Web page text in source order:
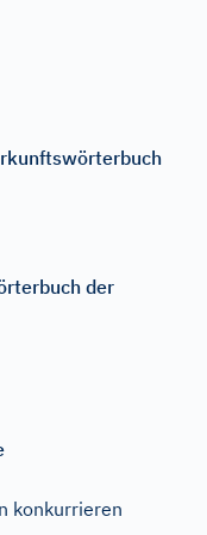
der
konkurrieren